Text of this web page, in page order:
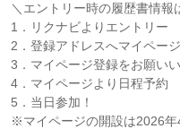
＼エントリー時の履歴書情報
1．リクナビよりエントリー
2．登録アドレスへマイペー
3．マイページ登録をお願い
4．マイページより日程予約
5．当日参加！
※マイページの開設は2026年